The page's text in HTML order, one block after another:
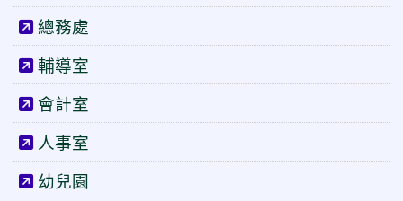
總務處
輔導室
會計室
人事室
幼兒園